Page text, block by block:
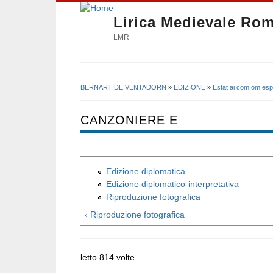
Lirica Medievale
LMR
BERNART DE VENTADORN » EDIZIONE » Estat ai com om
CANZONIERE E
Edizione diplomatica
Edizione diplomatico-interpretativa
Riproduzione fotografica
‹ Riproduzione fotografica
letto 814 volte